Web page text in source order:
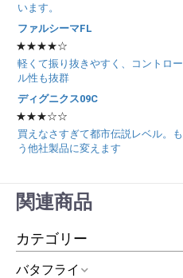
カテゴリー
バタフライ
います。
ファルシーマFL
★★★★☆
軽くて振り抜きやすく、コントロー
ル性も抜群
ディグニクス09C
★★★☆☆
買えなさすぎて都市伝説レベル。も
う他社製品に変えます
関連商品